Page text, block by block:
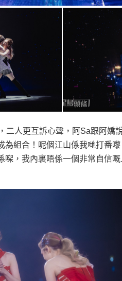
二人更互訴心聲，阿Sa跟阿嬌
為組合！呢個江山係我哋打番
㗎，我內裏唔係一個非常自信